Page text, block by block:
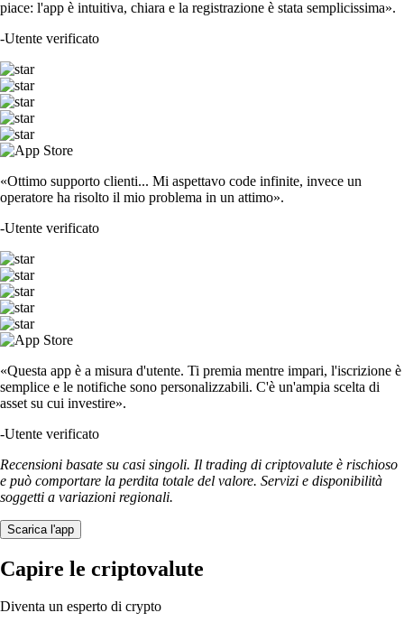
piace: l'app è intuitiva, chiara e la registrazione è stata semplicissima».
-Utente verificato
«Ottimo supporto clienti... Mi aspettavo code infinite, invece un
operatore ha risolto il mio problema in un attimo».
-Utente verificato
«Questa app è a misura d'utente. Ti premia mentre impari, l'iscrizione è
semplice e le notifiche sono personalizzabili. C'è un'ampia scelta di
asset su cui investire».
-Utente verificato
Recensioni basate su casi singoli. Il trading di criptovalute è rischioso
e può comportare la perdita totale del valore. Servizi e disponibilità
soggetti a variazioni regionali.
Scarica l'app
Capire le criptovalute
Diventa un esperto di crypto